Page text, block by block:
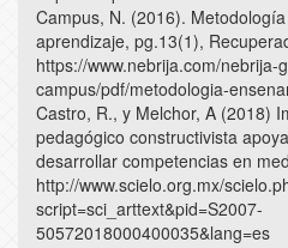
Campus, N. (2016).
aprendizaje, pg.13(1),
https://www.nebrija.com/nebrija-
campus/pdf/metodologia-
Castro, R., y Melchor, A (2018)
pedagógico constructivista
desarrollar competencias en
http://www.scielo.org.mx/
script=sci_arttext&pid=S2007-
50572018000400035&lang=es